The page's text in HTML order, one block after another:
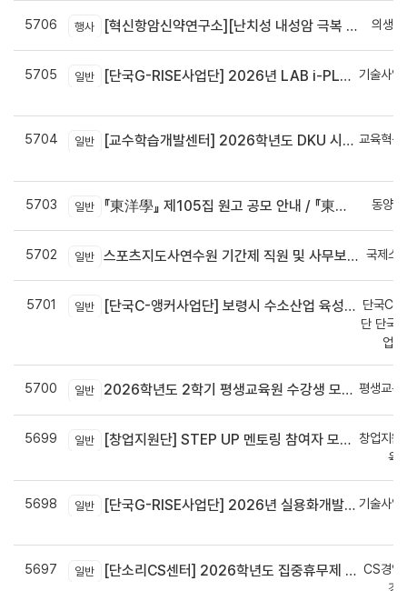
5706 행사 [혁신항암신약연구소][난치성 내성암 극복 차세대 신약개발 글로벌 사업단] 심포지엄 8월 24일 ~ 25일 의생
5705 일반 [단국G-RISE사업단] 2026년 LAB i-PLUG 프로그램 과제 공고(~10.9.(금)까지)
기술사업
5704 일반 [교수학습개발센터] 2026학년도 DKU 시그니처 교수법 적용 교과목 개발 신청 안내
교육혁신
5703 일반 『東洋學』 제105집 원고 공모 안내 / 『東洋學』第105輯征稿启事 / Call for Papers : The Oriental Studies, the 105th Issue 동양
5702 일반 스포츠지도사연수원 기간제 직원 및 사무보조원 채용 공고 국제스
5701 일반 [단국C-앵커사업단] 보령시 수소산업 육성을 위한 기업 지원사업 모집공고
단국C-
단 단국
업
5700 일반 2026학년도 2학기 평생교육원 수강생 모집안내 평생교육
5699 일반 [창업지원단] STEP UP 멘토링 참여자 모집(~7월 29일)
창업지원
육
5698 일반 [단국G-RISE사업단] 2026년 실용화개발 지원(Grant) 과제 공고_~8/14(금)까지
기술사업
5697 일반 [단소리CS센터] 2026학년도 집중휴무제 안내 (EMS 및 이메일 발송 접수기한 : 7/24(금) 오후 12시까지)
CS경영
경